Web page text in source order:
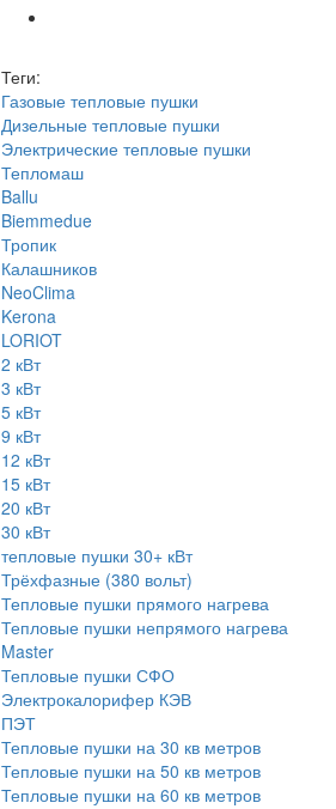
Теги:
Газовые тепловые пушки
Дизельные тепловые пушки
Электрические тепловые пушки
Тепломаш
Ballu
Biemmedue
Тропик
Калашников
NeoClima
Kerona
LORIOT
2 кВт
3 кВт
5 кВт
9 кВт
12 кВт
15 кВт
20 кВт
30 кВт
тепловые пушки 30+ кВт
Трёхфазные (380 вольт)
Тепловые пушки прямого нагрева
Тепловые пушки непрямого нагрева
Master
Тепловые пушки СФО
Электрокалорифер КЭВ
ПЭТ
Тепловые пушки на 30 кв метров
Тепловые пушки на 50 кв метров
Тепловые пушки на 60 кв метров